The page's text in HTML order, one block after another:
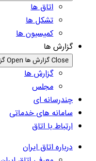
اتاق ها
تشکل ها
کمیسیون ها
گزارش ها
Close گزارش ها Open گزارش ها
گزارش ها
مجلس
چندرسانه ای
سامانه های خدماتی
ارتباط با اتاق
درباره اتاق ایران